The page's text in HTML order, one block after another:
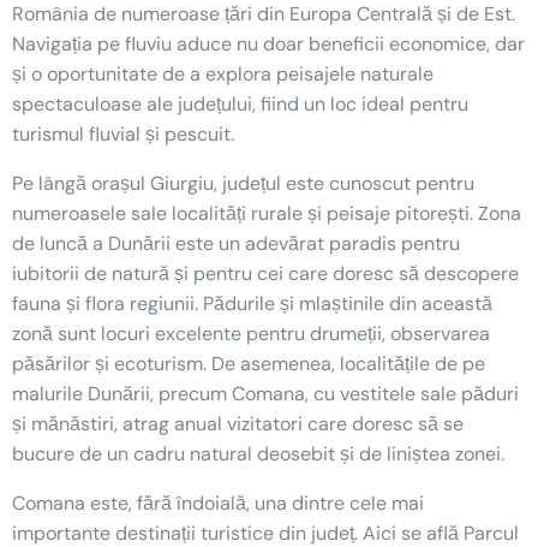
România de numeroase țări din Europa Centrală și de Est.
Navigația pe fluviu aduce nu doar beneficii economice, dar
și o oportunitate de a explora peisajele naturale
spectaculoase ale județului, fiind un loc ideal pentru
turismul fluvial și pescuit.
Pe lângă orașul Giurgiu, județul este cunoscut pentru
numeroasele sale localități rurale și peisaje pitorești. Zona
de luncă a Dunării este un adevărat paradis pentru
iubitorii de natură și pentru cei care doresc să descopere
fauna și flora regiunii. Pădurile și mlaștinile din această
zonă sunt locuri excelente pentru drumeții, observarea
păsărilor și ecoturism. De asemenea, localitățile de pe
malurile Dunării, precum Comana, cu vestitele sale păduri
și mănăstiri, atrag anual vizitatori care doresc să se
bucure de un cadru natural deosebit și de liniștea zonei.
Comana este, fără îndoială, una dintre cele mai
importante destinații turistice din județ. Aici se află Parcul